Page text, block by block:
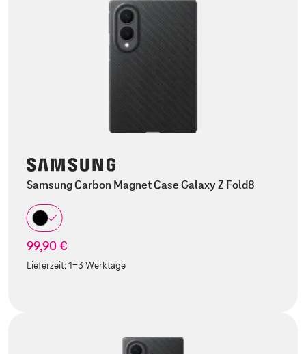
Samsung Carbon Magnet Case Galaxy Z Fold8
99,90 €
Lieferzeit:1-3 Werktage